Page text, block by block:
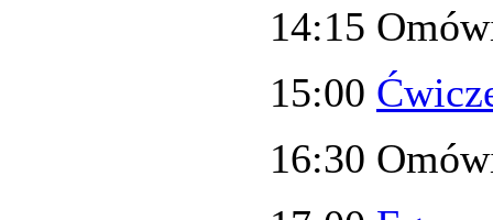
14:15
15:00
16:30